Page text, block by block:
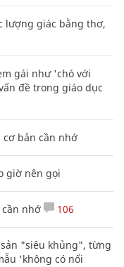
lượng giác bằng thơ,
gái như 'chó với
đề trong giáo dục
cơ bản cần nhớ
giờ nên gọi
cần nhớ 106
"siêu khủng", từng
'không có nổi